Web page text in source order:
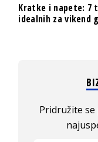
Kratke i napete: 7
idealnih za vikend
Pridružite se